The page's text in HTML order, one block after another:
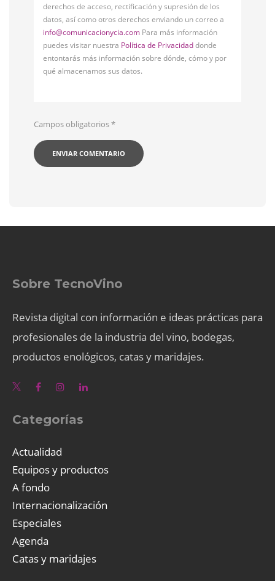
derechos de acceso, rectificación y supresión de los
datos, así como otros derechos enviando un correo a
info@comunicacionycia.com Para más información
puedes visitar nuestra Política de Privacidaddonde
entontarás más información sobre dónde, cómo y por
qué almacenamos sus datos.
Campos obligatorios*
Sobre TecnoVino
Revista digital con información e ideas prácticas para
profesionales de la industria del vino, bodegas,
productos enológicos, catas y maridajes.
Categorías
Actualidad
Equipos y productos
A fondo
Internacionalización
Especiales
Agenda
Catas y maridajes